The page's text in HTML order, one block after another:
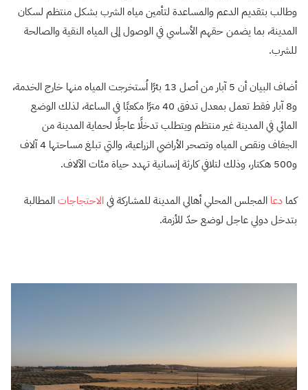
وطالب بتقديم الدعم والمساعدة لتأمين مياه الشرب بشكل منتظم لسكان
المدينة، بما يضمن حقهم الأساسي في الوصول إلى المياه النقية والصالحة
للشرب.
أضاف البيان أن 5 آبار من أصل 13 بئرًا اُستخرجت المياه منها خارج الخدمة،
و8 آبار فقط تعمل بمعدل تدفق 40 مترًا مكعبًا في الساعة، لذلك الوضع
المائي في المدينة غير منتظم ويتطلب تدخلًا عاجلًا لحماية المدينة من
الجفاف ونقص المياه وتصحر الأراضي الزراعية، والتي تبلغ مساحتها 4 آلاف
و500 هكتار، وذلك لتلافي كارثة إنسانية تهدد حياة مئات الآلاف.
كما دعا المجلس المحلي أهالي المدينة للمشاركة فيالاحتجاجاتالمطالبة
بتدخل دولي عاجل لوضع حدّ للأزمة.